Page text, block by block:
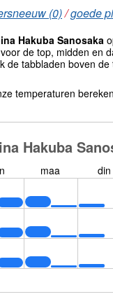
(0)/goede
Hakuba Sanosaka
de top, midden en
tabbladen boven
temperaturen